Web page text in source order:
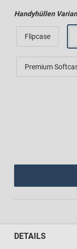
Handyhüllen
Flipcase
Premium
DETAILS